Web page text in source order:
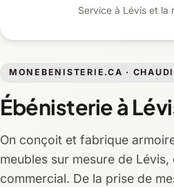
MONEBENISTERIE.CA ·
Ébénisterie à
On conçoit et fabrique
meubles sur mesure de
commercial. De la prise de
Service à Lévis et la